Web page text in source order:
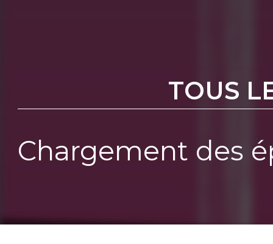
TOUS
Chargement des